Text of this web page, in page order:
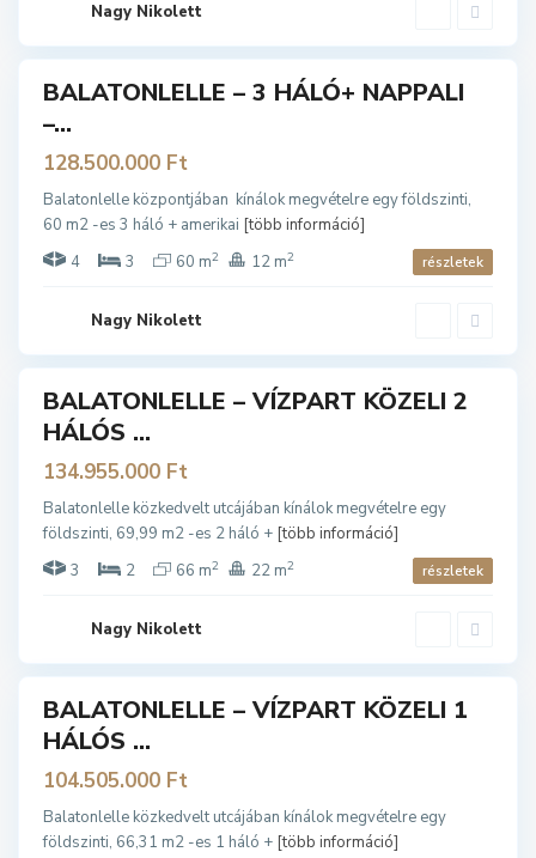
Nagy Nikolett
BALATONLELLE – 3 HÁLÓ+ NAPPALI
–...
128.500.000 Ft
Balatonlelle központjában kínálok megvételre egy földszinti,
60 m2 -es 3 háló + amerikai [több információ]
4
3 60 m2 12 m2 részletek
Nagy Nikolett
B
L
A
T
N
L
E
BALATONLELLE – VÍZPART KÖZELI 2
HÁLÓS ...
134.955.000 Ft
Balatonlelle közkedvelt utcájában kínálok megvételre egy
földszinti, 69,99 m2 -es 2 háló + [több információ]
3
2 66 m2 22 m2 részletek
Nagy Nikolett
B
L
A
T
N
L
E
BALATONLELLE – VÍZPART KÖZELI 1
HÁLÓS ...
104.505.000 Ft
Balatonlelle közkedvelt utcájában kínálok megvételre egy
földszinti, 66,31 m2 -es 1 háló + [több információ]